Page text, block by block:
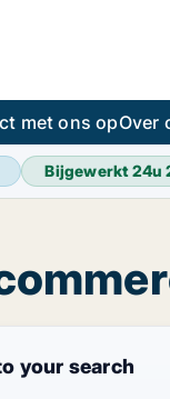
met ons opOver
Bijgewerkt 24u
your search